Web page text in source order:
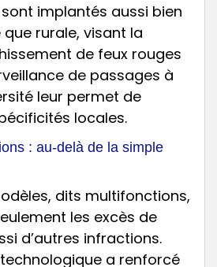
implantés aussi bien
rurale, visant la
de feux rouges
de passages à
leur permet de
locales.
: au-delà de la simple
dits multifonctions,
les excès de
d’autres infractions.
a renforcé